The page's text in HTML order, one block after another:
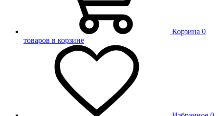
Корзина 0
товаров в корзине